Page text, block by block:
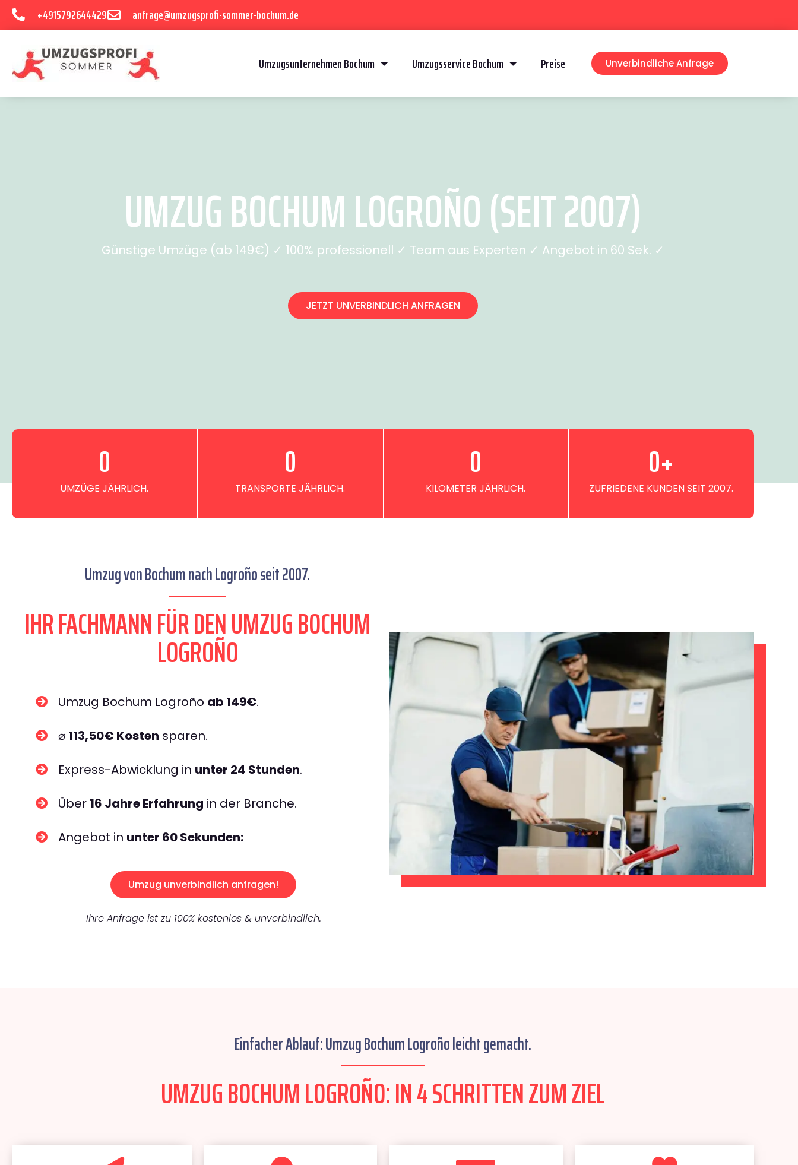
+4915792644429 anfrage@umzugsprofi-sommer-bochum.de
Umzugsunternehmen Bochum Umzugsservice Bochum Preise Unverbindliche Anfrage
UMZUG BOCHUM LOGROÑO (SEIT 2007)
Günstige Umzüge (ab 149€) ✓ 100% professionell ✓ Team aus Experten ✓ Angebot in 60 Sek. ✓
JETZT UNVERBINDLICH ANFRAGEN
UMZÜGE JÄHRLICH.
0
TRANSPORTE JÄHRLICH.
0
KILOMETER JÄHRLICH.
0
ZUFRIEDENE KUNDEN SEIT 2007.
0+
Umzug von Bochum nach Logroño seit 2007.
IHR FACHMANN FÜR DEN UMZUG BOCHUM
LOGROÑO
Umzug Bochum Logroño ab 149€.
⌀ 113,50€ Kosten sparen.
Express-Abwicklung in unter 24 Stunden.
Über 16 Jahre Erfahrung in der Branche.
Angebot in unter 60 Sekunden:
Umzug unverbindlich anfragen!
Ihre Anfrage ist zu 100% kostenlos & unverbindlich.
Einfacher Ablauf: Umzug Bochum Logroño leicht gemacht.
UMZUG BOCHUM LOGROÑO: IN 4 SCHRITTEN ZUM ZIEL